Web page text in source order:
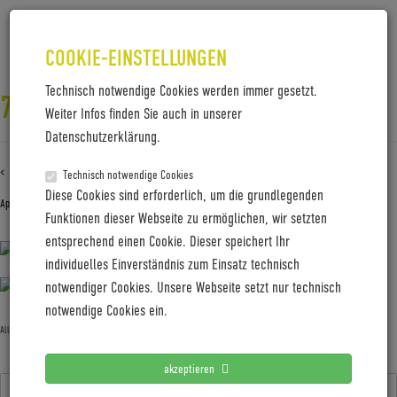
COOKIE-EINSTELLUNGEN
Technisch notwendige Cookies werden immer gesetzt.
Weiter Infos finden Sie auch in unserer
Datenschutzerklärung.
Technisch notwendige Cookies
Diese Cookies sind erforderlich, um die grundlegenden
Funktionen dieser Webseite zu ermöglichen, wir setzten
entsprechend einen Cookie. Dieser speichert Ihr
individuelles Einverständnis zum Einsatz technisch
notwendiger Cookies. Unsere Webseite setzt nur technisch
notwendige Cookies ein.
akzeptieren
7M4A4901
‹ Zurück zu7M4A4901
April 15, 2020 Gabi Jung—No Comments
Allgemein